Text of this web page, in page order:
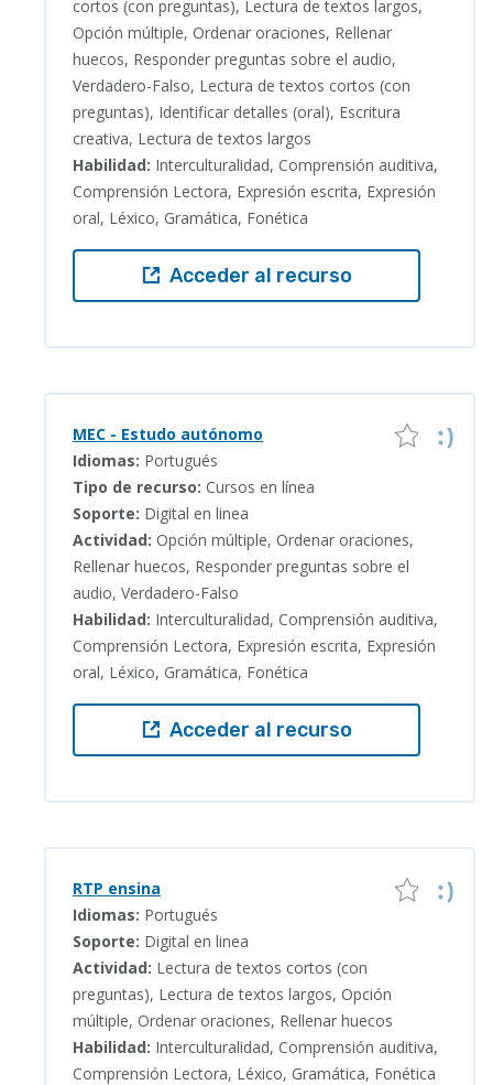
cortos (con preguntas), Lectura de textos largos,
Opción múltiple, Ordenar oraciones, Rellenar
huecos, Responder preguntas sobre el audio,
Verdadero-Falso, Lectura de textos cortos (con
preguntas), Identificar detalles (oral), Escritura
creativa, Lectura de textos largos
Habilidad: Interculturalidad, Comprensión auditiva,
Comprensión Lectora, Expresión escrita, Expresión
oral, Léxico, Gramática, Fonética
Acceder al recurso
MEC - Estudo autónomo
Idiomas: Portugués
Tipo de recurso: Cursos en línea
Soporte: Digital en linea
Actividad: Opción múltiple, Ordenar oraciones,
Rellenar huecos, Responder preguntas sobre el
audio, Verdadero-Falso
Habilidad: Interculturalidad, Comprensión auditiva,
Comprensión Lectora, Expresión escrita, Expresión
oral, Léxico, Gramática, Fonética
Acceder al recurso
RTP ensina
Idiomas: Portugués
Soporte: Digital en linea
Actividad: Lectura de textos cortos (con
preguntas), Lectura de textos largos, Opción
múltiple, Ordenar oraciones, Rellenar huecos
Habilidad: Interculturalidad, Comprensión auditiva,
Comprensión Lectora, Léxico, Gramática, Fonética